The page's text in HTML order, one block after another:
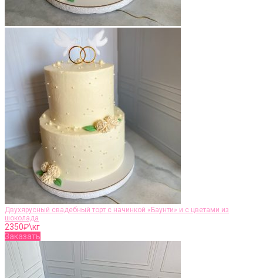
Двухярусный свадебный торт с начинкой «Баунти» и с цветами из
шоколада
2350₽\кг
Заказать